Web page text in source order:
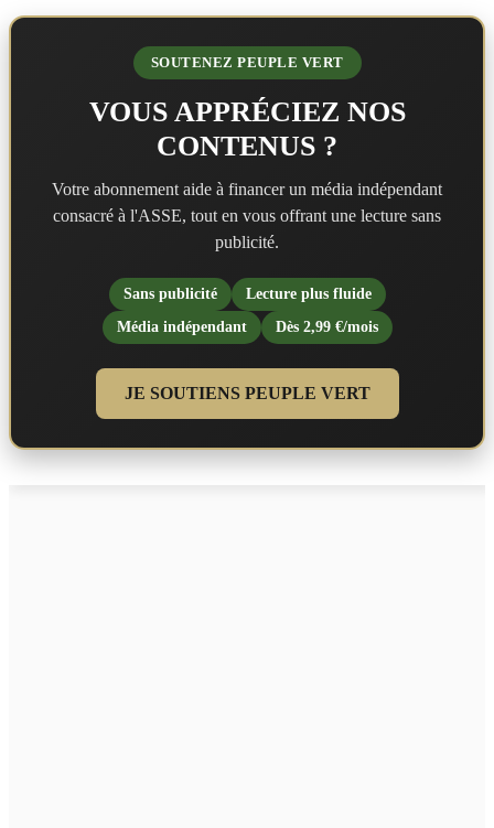
SOUTENEZ PEUPLE VERT
VOUS APPRÉCIEZ NOS
CONTENUS ?
Votre abonnement aide à financer un média indépendant
consacré à l'ASSE, tout en vous offrant une lecture sans
publicité.
Sans publicité
Lecture plus fluide
Média indépendant
Dès 2,99 €/mois
JE SOUTIENS PEUPLE VERT